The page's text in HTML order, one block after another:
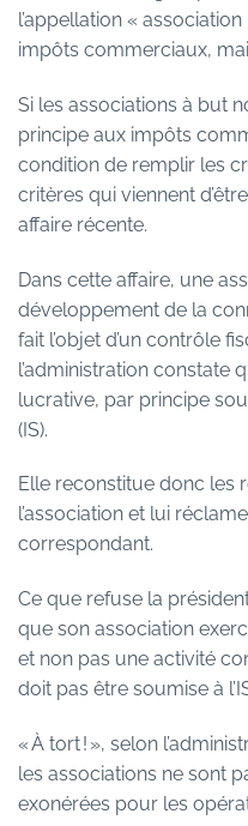
l’appellation «
impôts commerciaux,
Si les associations à but
principe aux impôts
condition de remplir les
critères qui viennent
affaire récente.
Dans cette affaire, une
développement de la
fait l’objet d’un contrôle
l’administration constate
lucrative, par principe
(IS).
Elle reconstitue donc les
l’association et lui
correspondant.
Ce que refuse la
que son association
et non pas une activité
doit pas être soumise à
« À tort ! », selon
les associations ne sont
exonérées pour les